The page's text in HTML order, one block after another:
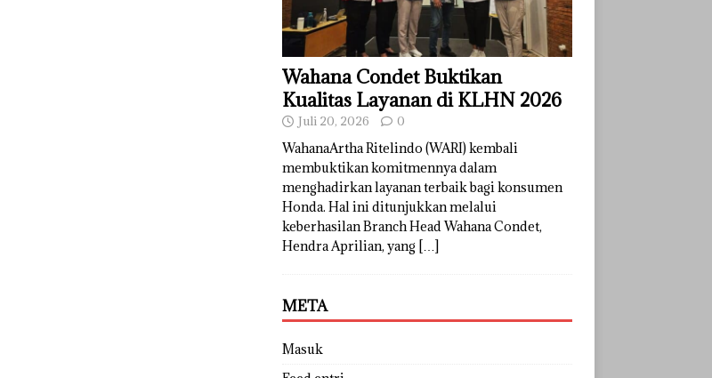
Wahana Condet Buktikan
Kualitas Layanan di KLHN 2026
Juli 20, 2026 0
WahanaArtha Ritelindo (WARI) kembali
membuktikan komitmennya dalam
menghadirkan layanan terbaik bagi konsumen
Honda. Hal ini ditunjukkan melalui
keberhasilan Branch Head Wahana Condet,
Hendra Aprilian, yang […]
META
Masuk